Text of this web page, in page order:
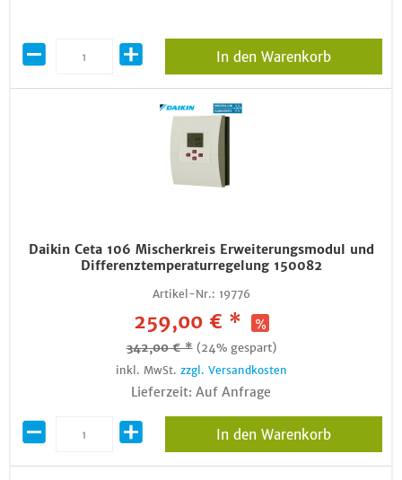
In den Warenkorb
Daikin Ceta 106 Mischerkreis Erweiterungsmodul und
Differenztemperaturregelung 150082
Artikel-Nr.: 19776
259,00 € *
342,00 € * (24% gespart)
inkl. MwSt. zzgl. Versandkosten
Lieferzeit: Auf Anfrage
In den Warenkorb